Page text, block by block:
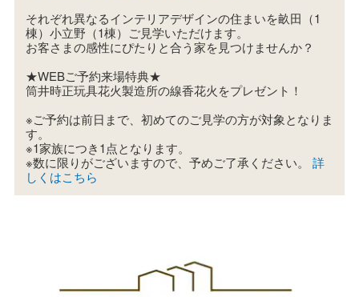
それぞれ異なるインテリアデザインの住まいを畝田（1
棟）小立野（1棟）ご見学いただけます。
お客さまの感性にぴたりと合う家を見つけませんか？
★WEBご予約来場特典★
筒井時正玩具花火製造所の線香花火をプレゼント！
※ご予約は前日まで、初めてのご見学の方が対象となりま
す。
※1家族につき1点となります。
※数に限りがございますので、予めご了承ください。 詳
しくはこちら